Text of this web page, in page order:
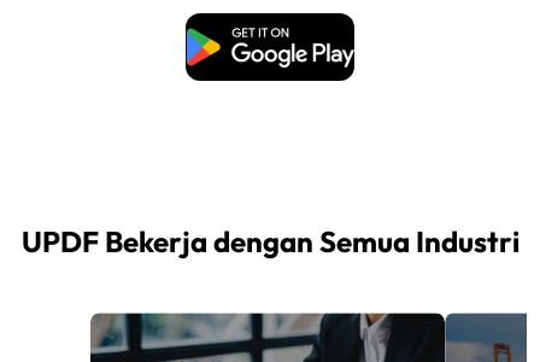
Unduh Gratis
UPDF Bekerja dengan Semua Industri